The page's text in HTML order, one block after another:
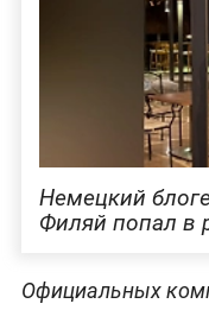
Немецкий
Филяй попал в
Официальных